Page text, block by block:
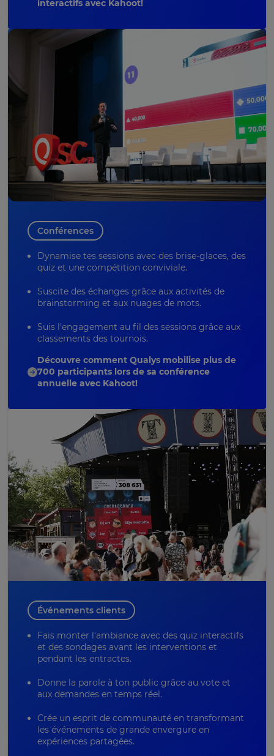
interactifs avec Kahoot!
Conférences
Dynamise tes sessions avec des brise-glaces, des
quiz et une compétition conviviale.
Suscite des échanges grâce aux activités de
brainstorming et aux nuages de mots.
Suis l'engagement au fil des sessions grâce aux
classements des tournois.
Découvre comment Qualys mobilise plus de
700 participants lors de sa conférence
annuelle avec Kahoot!
Événements clients
Fais monter l'ambiance avec des quiz interactifs
et des sondages avant les interventions et
pendant les entractes.
Donne la parole à ton public grâce au vote et
aux demandes en temps réel.
Crée un esprit de communauté en transformant
les événements de grande envergure en
expériences partagées.